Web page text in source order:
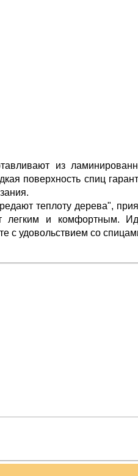
из
поверхность спиц
теплоту дерева",
легким и комфортным.
с удовольствием со